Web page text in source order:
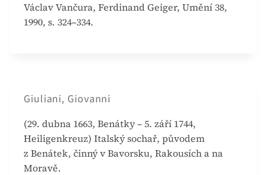
Václav Vančura, Ferdinand Geiger, Umění 38,
1990, s. 324–334.
Giuliani, Giovanni
(29. dubna 1663, Benátky – 5. září 1744,
Heiligenkreuz) Italský sochař, původem
z Benátek, činný v Bavorsku, Rakousích a na
Moravě.